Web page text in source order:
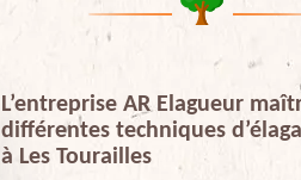
L’entreprise AR Elagueur
différentes techniques
à Les Tourailles